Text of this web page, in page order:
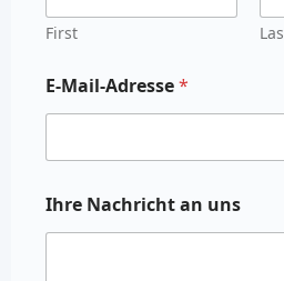
First
E-Mail-Adresse*
Ihre Nachricht an uns